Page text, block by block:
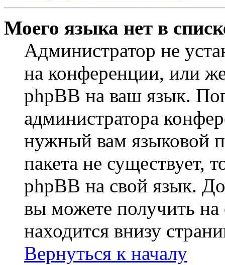
Моего языка нет в
Администратор не
на конференции, или
phpBB на ваш язык.
администратора
нужный вам языковой
пакета не существует,
phpBB на свой язык.
вы можете получить на
находится внизу
Вернуться к началу